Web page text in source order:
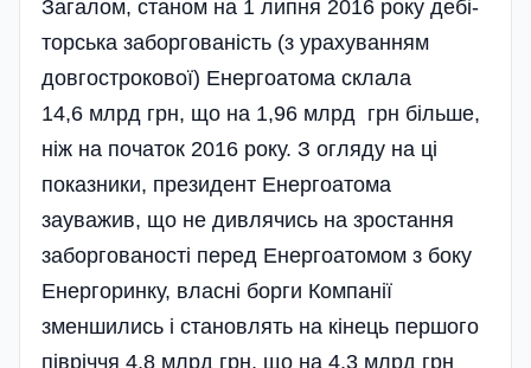
Загалом, станом на 1 липня 2016 року дебі­
торська заборгованість (з урахуванням
довго­стро­кової) Енергоатома склала
14,6 млрд грн, що на 1,96 млрд грн більше,
ніж на початок 2016 року. З огляду на ці
показники, президент Енергоатома
зауважив, що не дивлячись на зростання
заборгованості перед Енергоатомом з боку
Енергоринку, власні борги Компанії
зменшились і становлять на кінець першого
півріччя 4,8 млрд грн, що на 4,3 млрд грн